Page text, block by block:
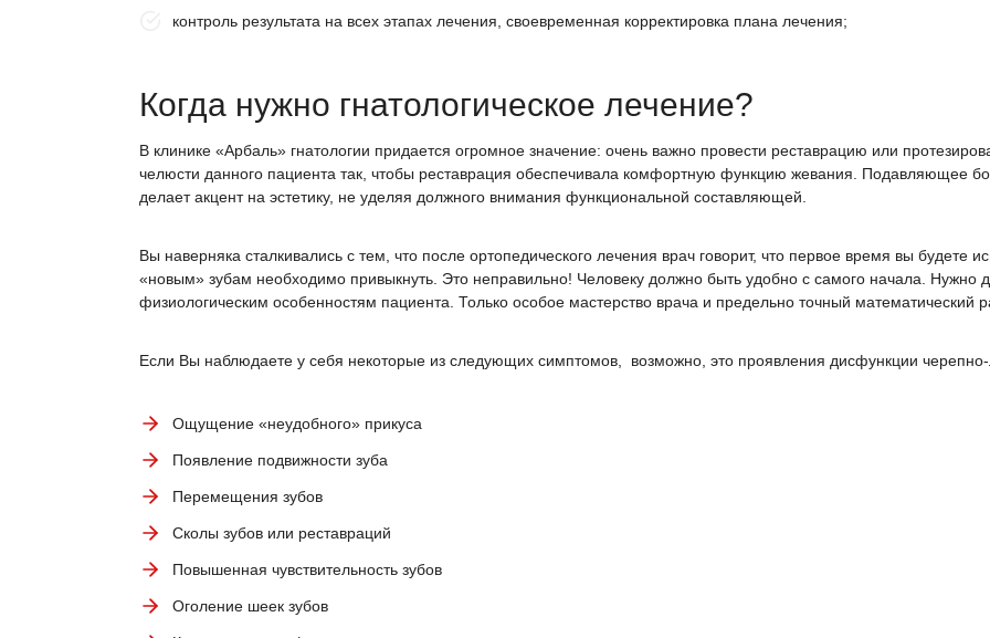
контроль результата на всех этапах лечения, своевременная корректировка плана лечения;
Когда нужно гнатологическое лечение?
В клинике «Арбаль» гнатологии придается огромное значение: очень важно провести реставрацию или
челюсти данного пациента так, чтобы реставрация обеспечивала комфортную функцию жевания. Подавляющее
делает акцент на эстетику, не уделяя должного внимания функциональной составляющей.
Вы наверняка сталкивались с тем, что после ортопедического лечения врач говорит, что первое время вы будете
«новым» зубам необходимо привыкнуть. Это неправильно! Человеку должно быть удобно с самого начала. Нужно
физиологическим особенностям пациента. Только особое мастерство врача и предельно точный математический
Если Вы наблюдаете у себя некоторые из следующих симптомов, возможно, это проявления дисфункции
Ощущение «неудобного» прикуса
Появление подвижности зуба
Перемещения зубов
Сколы зубов или реставраций
Повышенная чувствительность зубов
Оголение шеек зубов